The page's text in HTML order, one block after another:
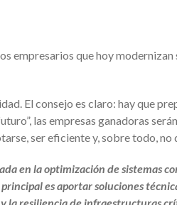
empresarios que hoy
El consejo es claro: hay que
las empresas ganadoras
ser eficiente y, sobre todo, no
en la optimización de sistemas
es aportar soluciones